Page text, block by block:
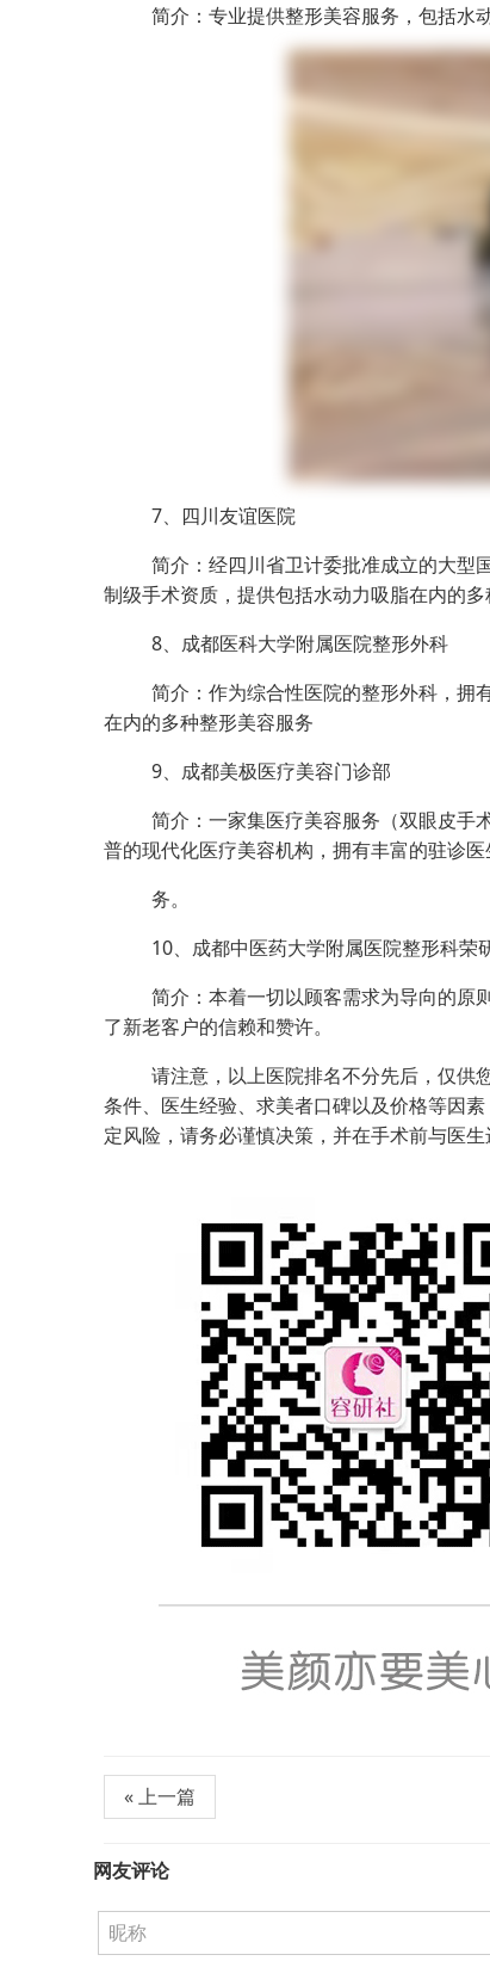
简介：专业提供整形美容服务，包括水
7、四川友谊医院
简介：经四川省卫计委批准成立的大型
制级手术资质，提供包括水动力吸脂在内的多
8、成都医科大学附属医院整形外科
简介：作为综合性医院的整形外科，拥
在内的多种整形美容服务
9、成都美极医疗美容门诊部
简介：一家集医疗美容服务（双眼皮手
普的现代化医疗美容机构，拥有丰富的驻诊医
务。
10、成都中医药大学附属医院整形科荣
简介：本着一切以顾客需求为导向的原
了新老客户的信赖和赞许。
请注意，以上医院排名不分先后，仅供
条件、医生经验、求美者口碑以及价格等因
定风险，请务必谨慎决策，并在手术前与医生
« 上一篇
网友评论